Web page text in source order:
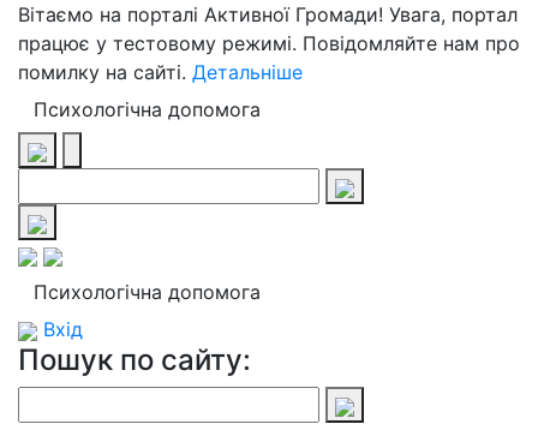
Вітаємо на порталі Активної Громади! Увага, портал
працює у тестовому режимі. Повідомляйте нам про
помилку на сайті. Детальніше
Психологічна допомога
Психологічна допомога
Вхід
Пошук по сайту: